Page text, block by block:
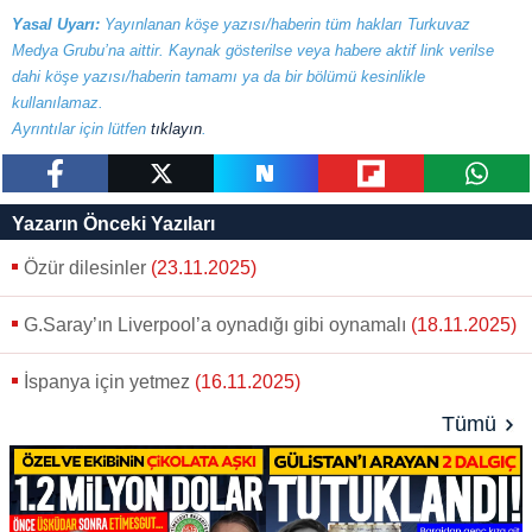
toplumu hizmetlerinin sunulması amacıyla
kullanılmaktadır. Diğer çerezler, sitemizin daha işlevsel
kılınması ve kişiselleştirilmesi ve sizlere yönelik
reklam/pazarlama faaliyetlerinin yapılması, amaçlarıyla
sınırlı olarak açık rızanız dahilinde kullanılacaktır.
Çerezlere ilişkin tercihlerinizi aşağıda yer alan panel
vasıtasıyla belirleyebilirsiniz. Çerezlere ilişkin detaylı bilgi
için Ayarlar butonuna tıklayabilir,
hazırlanmış Aydınlatma Metnimizi okumak ve sitemizde
ilgili mevzuata uygun olarak kullanılan çerezlerle ilgili bilgi
Yasal Uyarı: Yayınlanan köşe yazısı/haberin tüm hakları Turkuvaz
Medya Grubu’na aittir. Kaynak gösterilse veya habere aktif link verilse
dahi köşe yazısı/haberin tamamı ya da bir bölümü kesinlikle
kullanılamaz.
Ayrıntılar için lütfen tıklayın.
Yazarın Önceki Yazıları
Özür dilesinler (23.11.2025)
G.Saray’ın Liverpool’a oynadığı gibi oynamalı (18.11.2025)
İspanya için yetmez (16.11.2025)
Tümü